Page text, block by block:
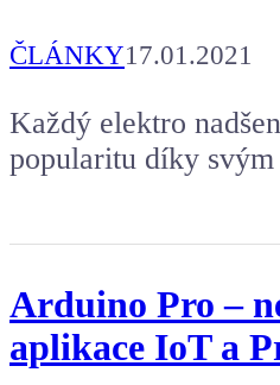
ČLÁNKY17.01.2021
Každý elektro
popularitu díky
Arduino Pro –
aplikace IoT a